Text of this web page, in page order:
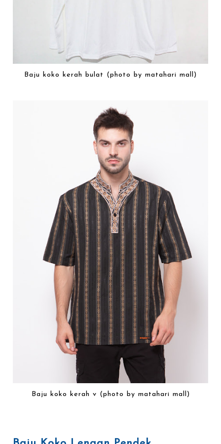
Baju koko kerah bulat (photo by matahari mall)
Baju koko kerah v (photo by matahari mall)